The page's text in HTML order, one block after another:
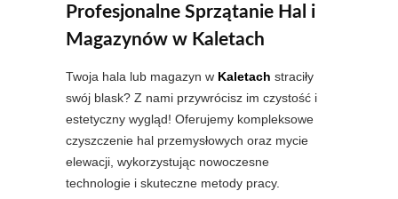
Profesjonalne Sprzątanie Hal i
Magazynów w Kaletach
Twoja hala lub magazyn w Kaletach straciły
swój blask? Z nami przywrócisz im czystość i
estetyczny wygląd! Oferujemy kompleksowe
czyszczenie hal przemysłowych oraz mycie
elewacji, wykorzystując nowoczesne
technologie i skuteczne metody pracy.